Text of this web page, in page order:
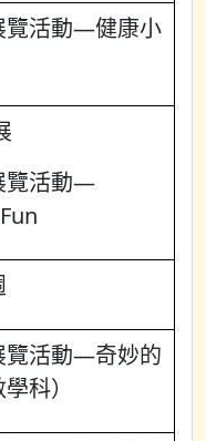
覽活動—健康小
覽活動—
覽活動—奇妙的
科）